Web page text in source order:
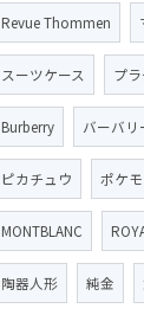
Revue Thommen
スーツケース プ
Burberry バーバリ
ピカチュウ ポケ
MONTBLANC
陶器人形 純金